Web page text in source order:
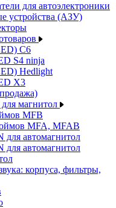
для автоэлектроники
устройства (АЗУ)
C6
S4 ninja
Hedlight
X3
магнитол
MFB
MFA, MFAB
автомагнитол
автомагнитол
корпуса, фильтры,